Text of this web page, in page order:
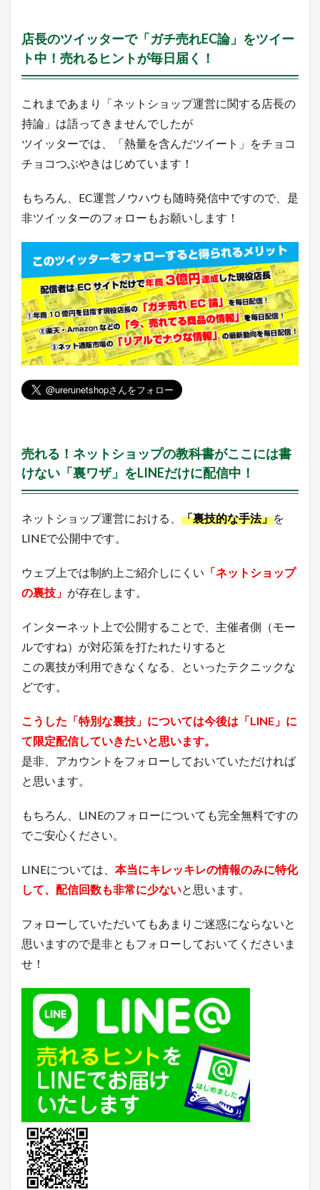
ー
ル
の
ト
状
今
は
何
の
？
【
月
2
3
日
】
3
日
の
場
と
ヤ
ョ
ッ
グ
の
売
筋
品
3.1
楽
場
総
合
リ
ラ
キ
グ
3.2
ー
シ
ョ
ン
グ
売
れ
筋
ラ
ン
グ
3.3
A
m
a
z
店長のツイッターで「ガチ売れEC論」をツイー
ト中！売れるヒントが毎日届く！
これまであまり「ネットショップ運営に関する店長の
持論」は語ってきませんでしたが
ツイッターでは、「熱量を含んだツイート」をチョコ
チョコつぶやきはじめています！
もちろん、EC運営ノウハウも随時発信中ですので、是
非ツイッターのフォローもお願いします！
売れる！ネットショップの教科書がここには書
けない「裏ワザ」をLINEだけに配信中！
ネットショップ運営における、 「裏技的な手法」を
LINEで公開中です。
ウェブ上では制約上ご紹介しにくい 「ネットショップ
の裏技」 が存在します。
インターネット上で公開することで、主催者側（モー
ルですね）が対応策を打たれたりすると
この裏技が利用できなくなる、といったテクニックな
どです。
こうした「特別な裏技」については今後は「LINE」に
て限定配信していきたいと思います。
是非、アカウントをフォローしておいていただければ
と思います。
もちろん、LINEのフォローについても完全無料ですの
でご安心ください。
LINEについては、 本当にキレッキレの情報のみに特化
して、配信回数も非常に少ないと思います。
フォローしていただいてもあまりご迷惑にならないと
思いますので是非ともフォローしておいてくださいま
せ！